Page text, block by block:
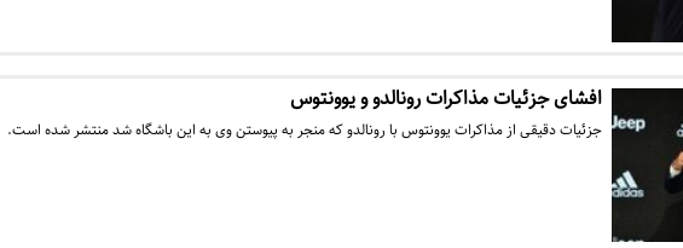
افشای جزئیات مذاکرات رونالدو و یوونتوس
جزئیات دقیقی از مذاکرات یوونتوس با رونالدو که منجر به پیوستن وی به این باشگاه شد منتشر شده است.